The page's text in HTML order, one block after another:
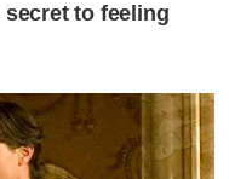
ษณ์ของแต่ละเมือง
เพื่อรองรับการใช้
ย Sol Lounge, Sol
to feeling